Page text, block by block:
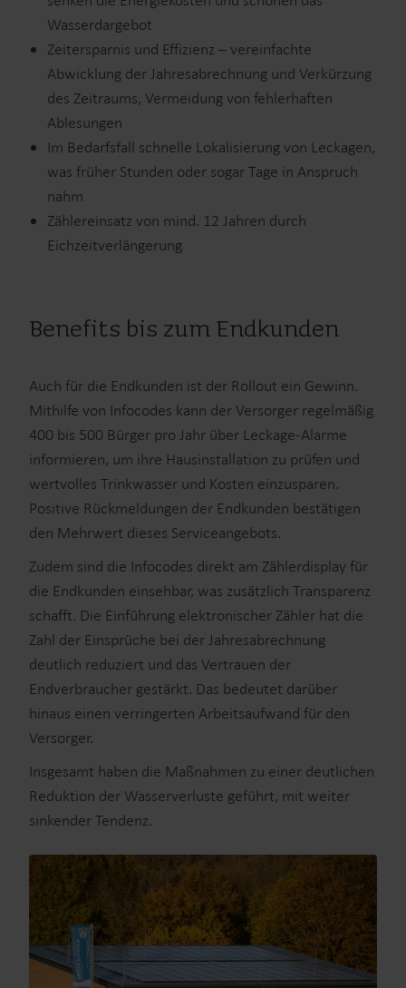
Wasserdargebot
Zeitersparnis und Effizienz – vereinfachte
Abwicklung der Jahresabrechnung und Verkürzung
des Zeitraums, Vermeidung von fehlerhaften
Ablesungen
Im Bedarfsfall schnelle Lokalisierung von Leckagen,
was früher Stunden oder sogar Tage in Anspruch
nahm
Zählereinsatz von mind. 12 Jahren durch
Eichzeitverlängerung
Benefits bis zum Endkunden
Auch für die Endkunden ist der Rollout ein Gewinn.
Mithilfe von Infocodes kann der Versorger regelmäßig
400 bis 500 Bürger pro Jahr über Leckage-Alarme
informieren, um ihre Hausinstallation zu prüfen und
wertvolles Trinkwasser und Kosten einzusparen.
Positive Rückmeldungen der Endkunden bestätigen
den Mehrwert dieses Serviceangebots.
Zudem sind die Infocodes direkt am Zählerdisplay für
die Endkunden einsehbar, was zusätzlich Transparenz
schafft. Die Einführung elektronischer Zähler hat die
Zahl der Einsprüche bei der Jahresabrechnung
deutlich reduziert und das Vertrauen der
Endverbraucher gestärkt. Das bedeutet darüber
hinaus einen verringerten Arbeitsaufwand für den
Versorger.
Insgesamt haben die Maßnahmen zu einer deutlichen
Reduktion der Wasserverluste geführt, mit weiter
sinkender Tendenz.